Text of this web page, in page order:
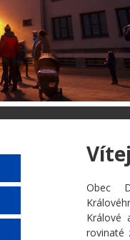
Obec
Králové
rovinaté